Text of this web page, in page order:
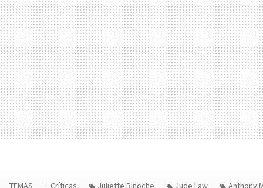
TEMAS Críticas Juliette Binoche Jude Law Anthony